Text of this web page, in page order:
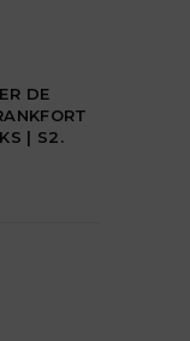
DE
| S2.